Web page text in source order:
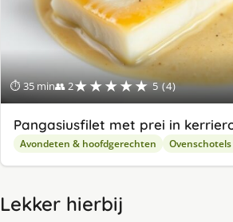
⏱ 35 min👥 2★★★★★ 5 (4)
Pangasiusfilet met prei in
Avondeten & hoofdgerechten
Lekker hierbij